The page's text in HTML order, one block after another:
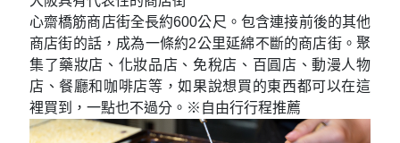
健康長壽的神社－石切劍箭
祈願健康而知名之神社
相信許多人來到日本旅遊總是要來神社參拜一下，神